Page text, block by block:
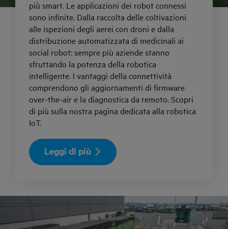
più smart. Le applicazioni dei robot connessi
sono infinite. Dalla raccolta delle coltivazioni
alle ispezioni degli aerei con droni e dalla
distribuzione automatizzata di medicinali ai
social robot: sempre più aziende stanno
sfruttando la potenza della robotica
intelligente. I vantaggi della connettività
comprendono gli aggiornamenti di firmware
over-the-air e la diagnostica da remoto. Scopri
di più sulla nostra pagina dedicata alla robotica
IoT.
Leggi di più